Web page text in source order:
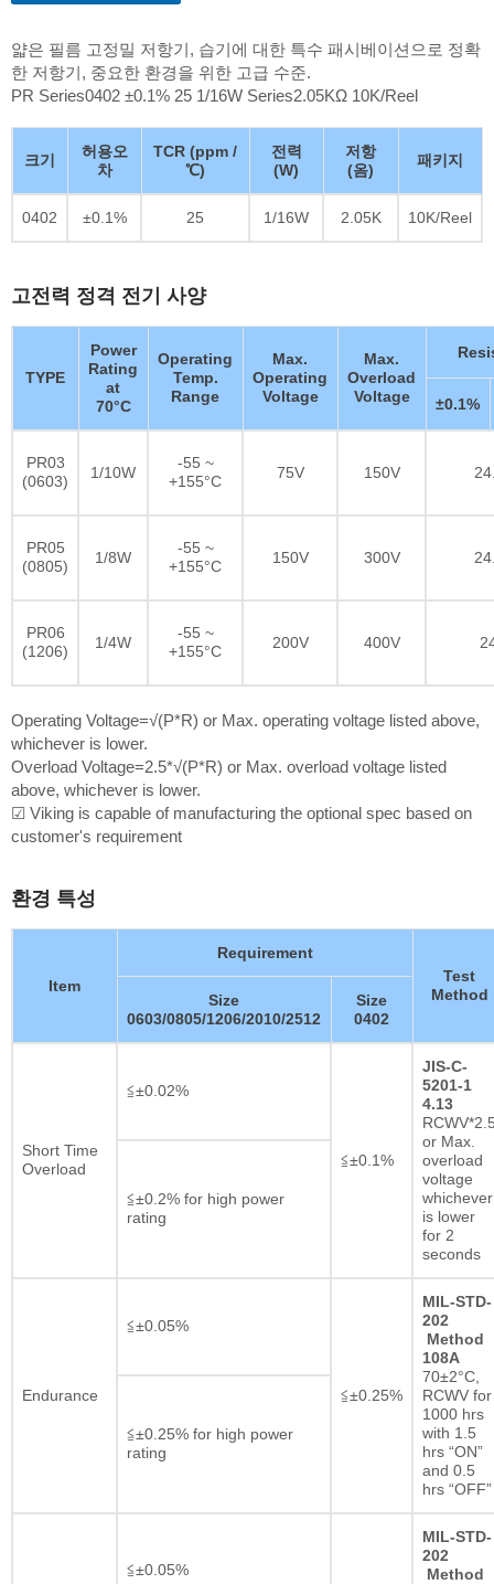
얇은 필름 고정밀 저항기, 습기에 대한 특수 패시베이션으로 정확
한 저항기, 중요한 환경을 위한 고급 수준.
PR Series0402 ±0.1% 25 1/16W Series2.05KΩ 10K/Reel
크기
허용오
차
TCR (ppm /
℃)
전력
(W)
저항
(옴)
패키지
0402 ±0.1% 25 1/16W 2.05K 10K/Reel
고전력 정격 전기 사양
TYPE
Power
Rating
at
70°C
Operating
Temp.
Range
Max.
Operating
Voltage
Max.
Overload
Voltage
±0.1%
PR03
(0603)
1/10W
-55 ~
+155°C
75V 150V
PR05
(0805)
1/8W
-55 ~
+155°C
150V 300V
PR06
(1206)
1/4W
-55 ~
+155°C
200V 400V
Operating Voltage=√(P*R) or Max. operating voltage listed above,
whichever is lower.
Overload Voltage=2.5*√(P*R) or Max. overload voltage listed
above, whichever is lower.
☑ Viking is capable of manufacturing the optional spec based on
customer's requirement
환경 특성
Item
Requirement
Test
Method
Size
0603/0805/1206/2010/2512
Size
0402
Short Time
Overload
≦±0.02%
≦±0.1%
JIS-C-
5201-1
4.13
or Max.
overload
voltage
whichever
is lower
for 2
seconds
≦±0.2% for high power
rating
Endurance
≦±0.05%
≦±0.25%
MIL-STD-
202
Method
108A
70±2°C,
RCWV for
1000 hrs
with 1.5
hrs “ON”
and 0.5
hrs “OFF”
≦±0.25% for high power
rating
≦±0.05%
MIL-STD-
202
Method